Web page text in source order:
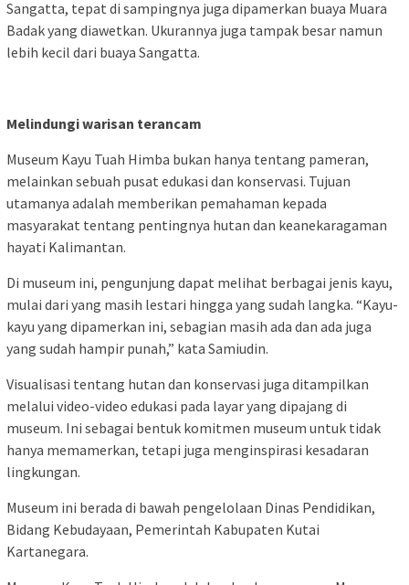
Sangatta, tepat di sampingnya juga dipamerkan buaya Muara
Badak yang diawetkan. Ukurannya juga tampak besar namun
lebih kecil dari buaya Sangatta.
Melindungi warisan terancam
Museum Kayu Tuah Himba bukan hanya tentang pameran,
melainkan sebuah pusat edukasi dan konservasi. Tujuan
utamanya adalah memberikan pemahaman kepada
masyarakat tentang pentingnya hutan dan keanekaragaman
hayati Kalimantan.
Di museum ini, pengunjung dapat melihat berbagai jenis kayu,
mulai dari yang masih lestari hingga yang sudah langka. “Kayu-
kayu yang dipamerkan ini, sebagian masih ada dan ada juga
yang sudah hampir punah,” kata Samiudin.
Visualisasi tentang hutan dan konservasi juga ditampilkan
melalui video-video edukasi pada layar yang dipajang di
museum. Ini sebagai bentuk komitmen museum untuk tidak
hanya memamerkan, tetapi juga menginspirasi kesadaran
lingkungan.
Museum ini berada di bawah pengelolaan Dinas Pendidikan,
Bidang Kebudayaan, Pemerintah Kabupaten Kutai
Kartanegara.